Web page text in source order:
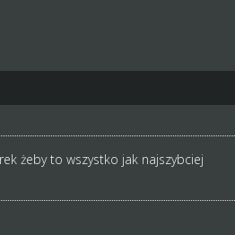
żeby to wszystko jak najszybciej